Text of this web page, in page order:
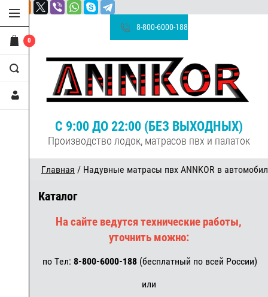
0
8-800-6000-188
С 9:00 ДО 22:00 (БЕЗ ВЫХОДНЫХ)
Производство лодок, матрасов пвх и палаток
Главная / Надувные матрасы пвх ANNKOR в
Каталог
На сайте ведутся технические работы,
уточнить можно:
по Тел: 8-800-6000-188 (бесплатный по всей России)
или